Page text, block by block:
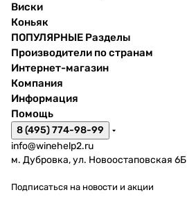
Виски
Коньяк
ПОПУЛЯРНЫЕ Разделы
Производители по странам
Интернет-магазин
Компания
Информация
Помощь
8 (495) 774-98-99
info@winehelp2.ru
м. Дубровка, ул. Новоостаповская 6Б
Подписаться на новости и акции